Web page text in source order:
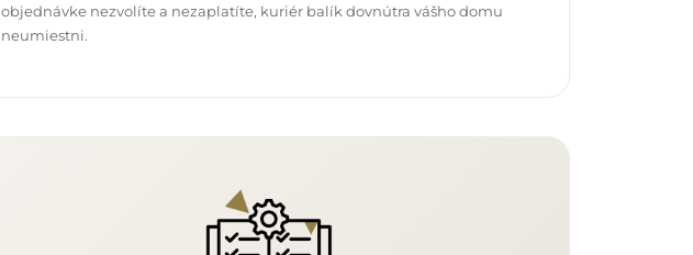
objednávke nezvolíte a nezaplatíte, kuriér balík dovnútra vášho domu
neumiestni.